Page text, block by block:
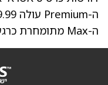
ה-Max מתומחרת כרגע ב-44.99 דולר לחודש.